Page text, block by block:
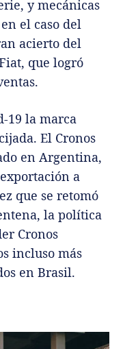
y mecánicas
el caso del
acierto del
que logró
19 la marca
El Cronos
en Argentina,
a
que se retomó
la política
Cronos
incluso más
en Brasil.